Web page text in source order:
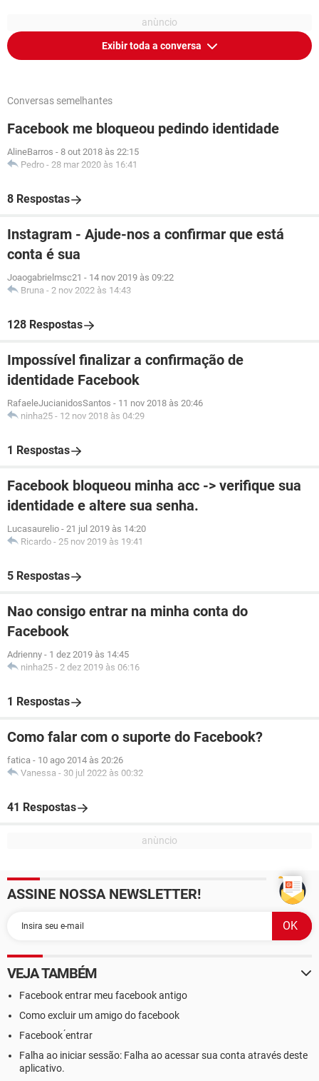
Exibir toda a conversa
Conversas semelhantes
Facebook me bloqueou pedindo identidade
AlineBarros - 8 out 2018 às 22:15
Pedro - 28 mar 2020 às 16:41
8 Respostas
Instagram - Ajude-nos a confirmar que está
conta é sua
Joaogabrielmsc21 - 14 nov 2019 às 09:22
Bruna - 2 nov 2022 às 14:43
128 Respostas
Impossível finalizar a confirmação de
identidade Facebook
RafaeleJucianidosSantos - 11 nov 2018 às 20:46
ninha25 - 12 nov 2018 às 04:29
1 Respostas
Facebook bloqueou minha acc -> verifique sua
identidade e altere sua senha.
Lucasaurelio - 21 jul 2019 às 14:20
Ricardo - 25 nov 2019 às 19:41
5 Respostas
Nao consigo entrar na minha conta do
Facebook
Adrienny - 1 dez 2019 às 14:45
ninha25 - 2 dez 2019 às 06:16
1 Respostas
Como falar com o suporte do Facebook?
fatica - 10 ago 2014 às 20:26
Vanessa - 30 jul 2022 às 00:32
41 Respostas
ASSINE NOSSA NEWSLETTER!
VEJA TAMBÉM
Facebook entrar meu facebook antigo
Como excluir um amigo do facebook
Facebook ́entrar
Falha ao iniciar sessão: Falha ao acessar sua conta através deste
aplicativo.